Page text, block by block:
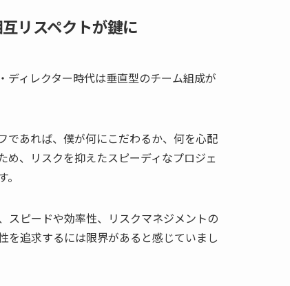
リスペクトが鍵に
ディレクター時代は垂直型のチーム組成が
であれば、僕が何にこだわるか、何を心配
め、リスクを抑えたスピーディなプロジェ
スピードや効率性、リスクマネジメントの
を追求するには限界があると感じていまし